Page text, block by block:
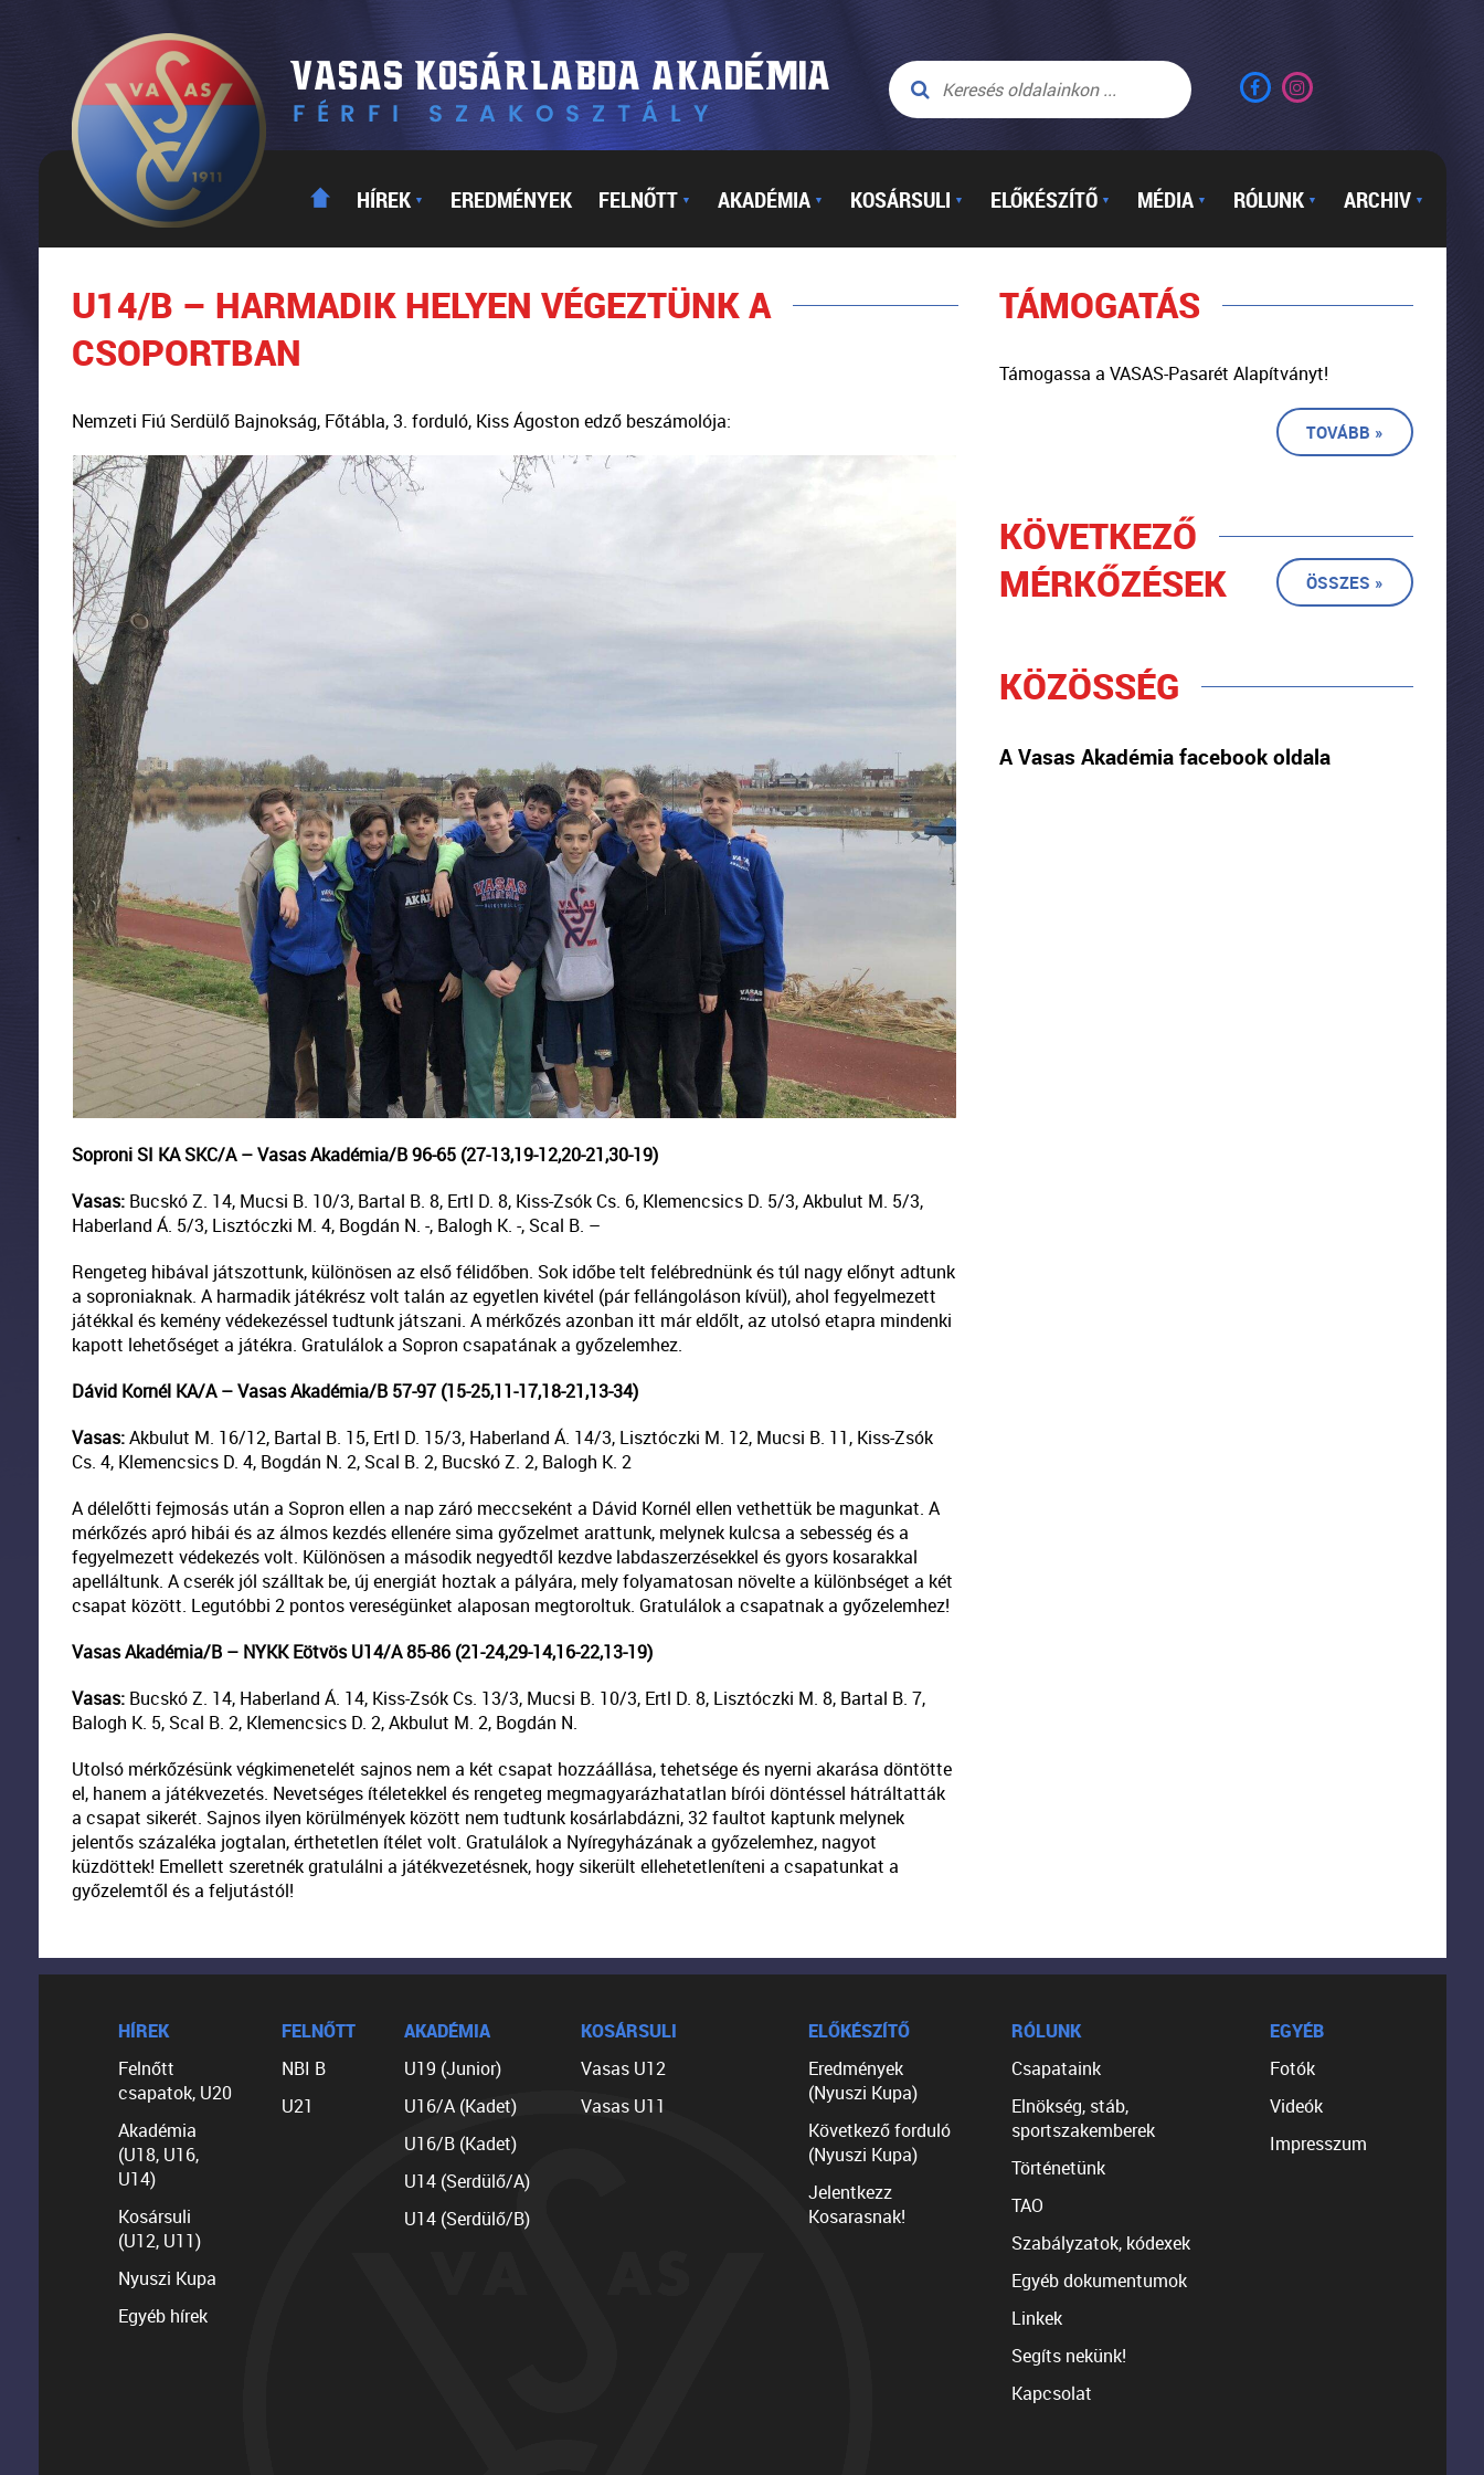
HÍREK ▼ EREDMÉNYEK FELNŐTT ▼ AKADÉMIA ▼ KOSÁRSULI ▼ ELŐKÉSZÍTŐ ▼ MÉDIA ▼ RÓLUNK ▼ ARCHIV ▼
U14/B – HARMADIK HELYEN VÉGEZTÜNK A
CSOPORTBAN
Nemzeti Fiú Serdülő Bajnokság, Főtábla, 3. forduló, Kiss Ágoston edző beszámolója:
Soproni SI KA SKC/A – Vasas Akadémia/B 96-65 (27-13,19-12,20-21,30-19)
Vasas: Bucskó Z. 14, Mucsi B. 10/3, Bartal B. 8, Ertl D. 8, Kiss-Zsók Cs. 6, Klemencsics D. 5/3, Akbulut M. 5/3,
Haberland Á. 5/3, Lisztóczki M. 4, Bogdán N. -, Balogh K. -, Scal B. –
Rengeteg hibával játszottunk, különösen az első félidőben. Sok időbe telt felébrednünk és túl nagy előnyt adtunk
a soproniaknak. A harmadik játékrész volt talán az egyetlen kivétel (pár fellángoláson kívül), ahol fegyelmezett
játékkal és kemény védekezéssel tudtunk játszani. A mérkőzés azonban itt már eldőlt, az utolsó etapra mindenki
kapott lehetőséget a játékra. Gratulálok a Sopron csapatának a győzelemhez.
Dávid Kornél KA/A – Vasas Akadémia/B 57-97 (15-25,11-17,18-21,13-34)
Vasas:Akbulut M. 16/12, Bartal B. 15, Ertl D. 15/3, Haberland Á. 14/3, Lisztóczki M. 12, Mucsi B. 11, Kiss-Zsók
Cs. 4, Klemencsics D. 4, Bogdán N. 2, Scal B. 2, Bucskó Z. 2, Balogh K. 2
A délelőtti fejmosás után a Sopron ellen a nap záró meccseként a Dávid Kornél ellen vethettük be magunkat. A
mérkőzés apró hibái és az álmos kezdés ellenére sima győzelmet arattunk, melynek kulcsa a sebesség és a
fegyelmezett védekezés volt. Különösen a második negyedtől kezdve labdaszerzésekkel és gyors kosarakkal
apelláltunk. A cserék jól szálltak be, új energiát hoztak a pályára, mely folyamatosan növelte a különbséget a két
csapat között. Legutóbbi 2 pontos vereségünket alaposan megtoroltuk. Gratulálok a csapatnak a győzelemhez!
Vasas Akadémia/B – NYKK Eötvös U14/A 85-86 (21-24,29-14,16-22,13-19)
Vasas: Bucskó Z. 14, Haberland Á. 14, Kiss-Zsók Cs. 13/3, Mucsi B. 10/3, Ertl D. 8, Lisztóczki M. 8, Bartal B. 7,
Balogh K. 5, Scal B. 2, Klemencsics D. 2, Akbulut M. 2, Bogdán N.
Utolsó mérkőzésünk végkimenetelét sajnos nem a két csapat hozzáállása, tehetsége és nyerni akarása döntötte
el, hanem a játékvezetés. Nevetséges ítéletekkel és rengeteg megmagyarázhatatlan bírói döntéssel hátráltatták
a csapat sikerét. Sajnos ilyen körülmények között nem tudtunk kosárlabdázni, 32 faultot kaptunk melynek
jelentős százaléka jogtalan, érthetetlen ítélet volt. Gratulálok a Nyíregyházának a győzelemhez, nagyot
küzdöttek! Emellett szeretnék gratulálni a játékvezetésnek, hogy sikerült ellehetetleníteni a csapatunkat a
győzelemtől és a feljutástól!
TÁMOGATÁS
Támogassa a VASAS-Pasarét Alapítványt!
TOVÁBB »
KÖVETKEZŐ
MÉRKŐZÉSEK
ÖSSZES »
KÖZÖSSÉG
A Vasas Akadémia facebook oldala
HÍREK
Felnőtt
csapatok, U20
Akadémia
(U18, U16,
U14)
Kosársuli
(U12, U11)
Nyuszi Kupa
Egyéb hírek
FELNŐTT
NBI B
U21
AKADÉMIA
U19 (Junior)
U16/A (Kadet)
U16/B (Kadet)
U14 (Serdülő/A)
U14 (Serdülő/B)
KOSÁRSULI
Vasas U12
Vasas U11
ELŐKÉSZÍTŐ
Eredmények
(Nyuszi Kupa)
Következő forduló
(Nyuszi Kupa)
Jelentkezz
Kosarasnak!
RÓLUNK
Csapataink
Elnökség, stáb,
sportszakemberek
Történetünk
TAO
Szabályzatok, kódexek
Egyéb dokumentumok
Linkek
Segíts nekünk!
Kapcsolat
EGYÉB
Fotók
Videók
Impresszum